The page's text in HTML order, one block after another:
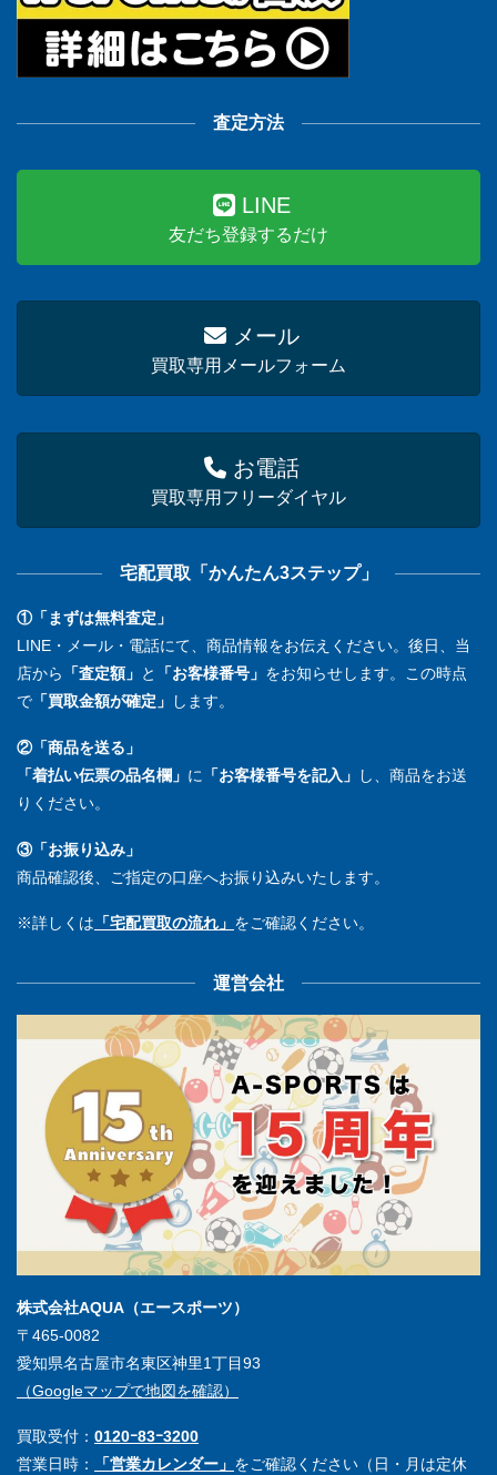
査定方法
LINE
友だち登録するだけ
メール
買取専用メールフォーム
お電話
買取専用フリーダイヤル
宅配買取「かんたん3ステップ」
①「まずは無料査定」
LINE・メール・電話にて、商品情報をお伝えください。後日、当
店から
「査定額」 と 「お客様番号」 をお知らせします。この時点
で 「買取金額が確定」 します。
②「商品を送る」
「着払い伝票の品名欄」 に 「お客様番号を記入」
し、商品をお送
りください。
③「お振り込み」
商品確認後、ご指定の口座へお振り込みいたします。
※詳しくは 「宅配買取の流れ」 をご確認ください。
運営会社
株式会社AQUA（エースポーツ）
〒465-0082
愛知県名古屋市名東区神里1丁目93
（Googleマップで地図を確認）
買取受付： 0120ｰ83ｰ3200
営業日時：
「営業カレンダー」 をご確認ください（日・月は定休